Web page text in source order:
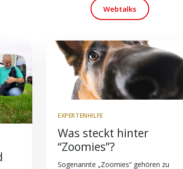
Webtalks
EXPERTENHILFE
Was steckt hinter
“Zoomies”?
Sogenannte „Zoomies“ gehören zu